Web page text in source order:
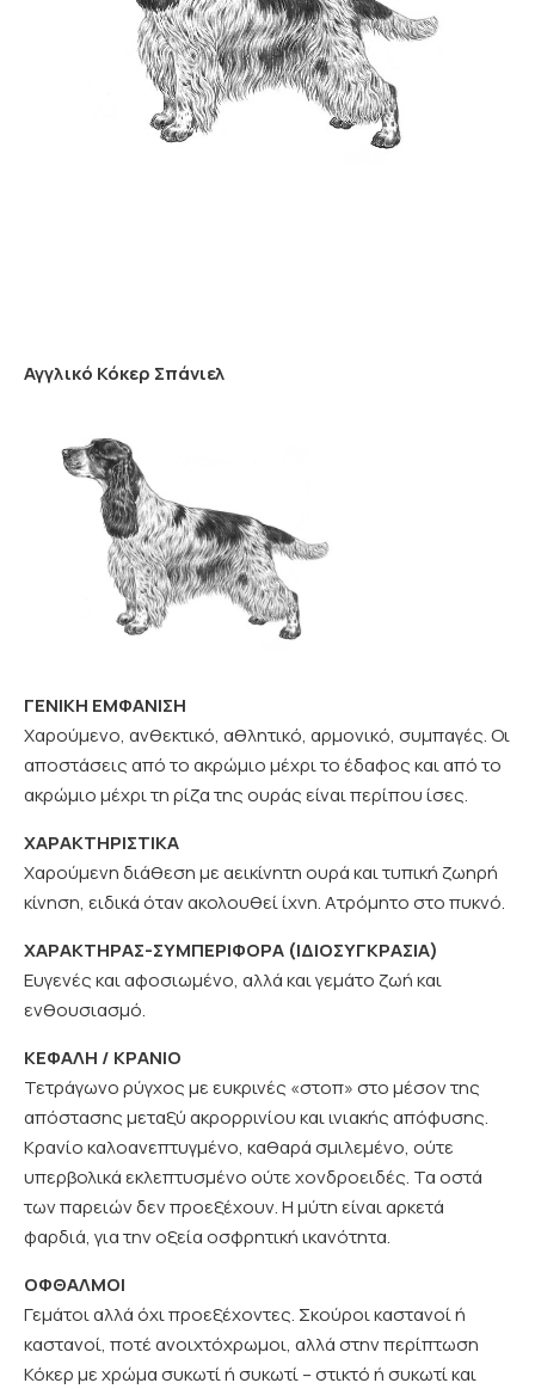
Αγγλικό Κόκερ Σπάνιελ
ΓΕΝΙΚΗ ΕΜΦΑΝΙΣΗ
Χαρούμενο, ανθεκτικό, αθλητικό, αρμονικό, συμπαγές. Οι
αποστάσεις από το ακρώμιο μέχρι το έδαφος και από το
ακρώμιο μέχρι τη ρίζα της ουράς είναι περίπου ίσες.
ΧΑΡΑΚΤΗΡΙΣΤΙΚΑ
Χαρούμενη διάθεση με αεικίνητη ουρά και τυπική ζωηρή
κίνηση, ειδικά όταν ακολουθεί ίχνη. Ατρόμητο στο πυκνό.
ΧΑΡΑΚΤΗΡΑΣ-ΣΥΜΠΕΡΙΦΟΡΑ (ΙΔΙΟΣΥΓΚΡΑΣΙΑ)
Ευγενές και αφοσιωμένο, αλλά και γεμάτο ζωή και
ενθουσιασμό.
ΚΕΦΑΛΗ / ΚΡΑΝΙΟ
Τετράγωνο ρύγχος με ευκρινές «στοπ» στο μέσον της
απόστασης μεταξύ ακρορρινίου και ινιακής απόφυσης.
Κρανίο καλοανεπτυγμένο, καθαρά σμιλεμένο, ούτε
υπερβολικά εκλεπτυσμένο ούτε χονδροειδές. Τα οστά
των παρειών δεν προεξέχουν. Η μύτη είναι αρκετά
φαρδιά, για την οξεία οσφρητική ικανότητα.
ΟΦΘΑΛΜΟΙ
Γεμάτοι αλλά όχι προεξέχοντες. Σκούροι καστανοί ή
καστανοί, ποτέ ανοιχτόχρωμοι, αλλά στην περίπτωση
Κόκερ με χρώμα συκωτί ή συκωτί – στικτό ή συκωτί και